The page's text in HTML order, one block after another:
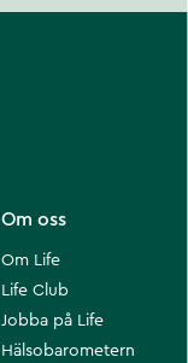
Om oss
Om Life
Life Club
Jobba på Life
Hälsobarometern